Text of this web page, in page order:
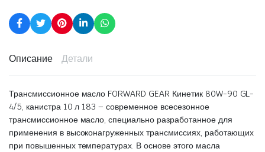
Описание Детали
Трансмиссионное масло FORWARD GEAR Кинетик 80W-90 GL-
4/5, канистра 10 л 183 – современное всесезонное
трансмиссионное масло, специально разработанное для
применения в высоконагруженных трансмиссиях, работающих
при повышенных температурах. В основе этого масла